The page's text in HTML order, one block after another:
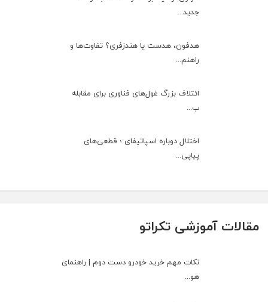
جدید...
هدفون، هدست یا هندزفری؟ تفاوت‌ها و
راهنم...
ائتلاف بزرگ غول‌های فناوری برای مقابله
ب...
اختلال دوباره اسپاتیفای ؛ قطعی‌های
پیاپی...
مقالات آموزشی تکراتو
نکات مهم خرید خودرو دست دوم | راهنمای
هو...